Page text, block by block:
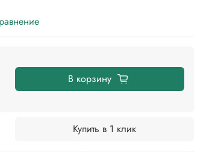
В корзину
Купить в 1 клик